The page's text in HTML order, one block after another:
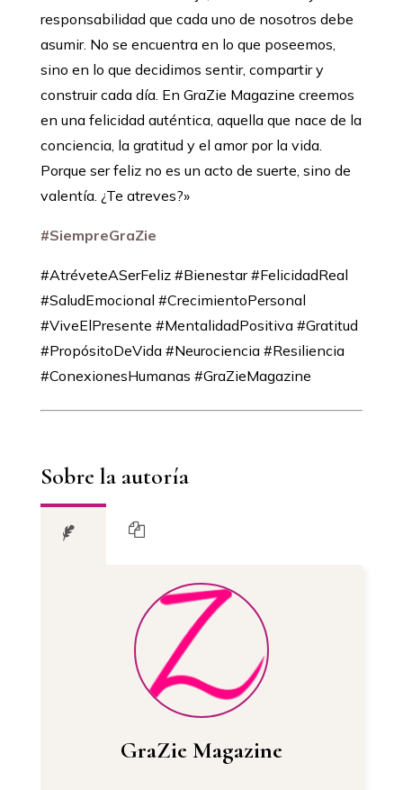
responsabilidad que cada uno de nosotros debe
asumir. No se encuentra en lo que poseemos,
sino en lo que decidimos sentir, compartir y
construir cada día. En GraZie Magazine creemos
en una felicidad auténtica, aquella que nace de la
conciencia, la gratitud y el amor por la vida.
Porque ser feliz no es un acto de suerte, sino de
valentía. ¿Te atreves?»
#SiempreGraZie
#AtréveteASerFeliz #Bienestar #FelicidadReal
#SaludEmocional #CrecimientoPersonal
#ViveElPresente #MentalidadPositiva #Gratitud
#PropósitoDeVida #Neurociencia #Resiliencia
#ConexionesHumanas #GraZieMagazine
Sobre la autoría
GraZie Magazine